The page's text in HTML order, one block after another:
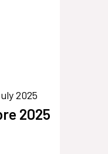
2025
2025